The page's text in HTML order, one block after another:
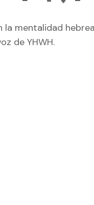
la mentalidad
de YHWH.